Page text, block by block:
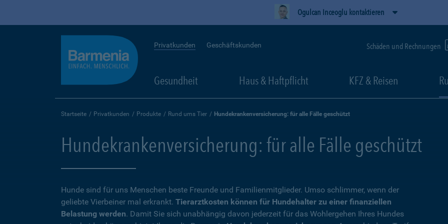
Ogulcan Inceoglu kontaktieren
Privatkunden Geschäftskunden Schäden und Rechnungen
Gesundheit Haus & Haftpflicht KFZ & Reisen
Startseite Privatkunden Produkte Rund ums Tier Hundekrankenversicherung: für alle Fälle geschützt
Hundekrankenversicherung: für alle Fälle geschützt
Hunde sind für uns Menschen beste Freunde und Familienmitglieder. Umso schlimmer, wenn der
geliebte Vierbeiner mal erkrankt. Tierarztkosten können für Hundehalter zu einer finanziellen
Belastung werden. Damit Sie sich unabhängig davon jederzeit für das Wohlergehen Ihres Hundes